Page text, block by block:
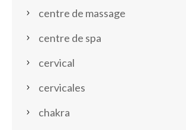
centre de massage
centre de spa
cervical
cervicales
chakra